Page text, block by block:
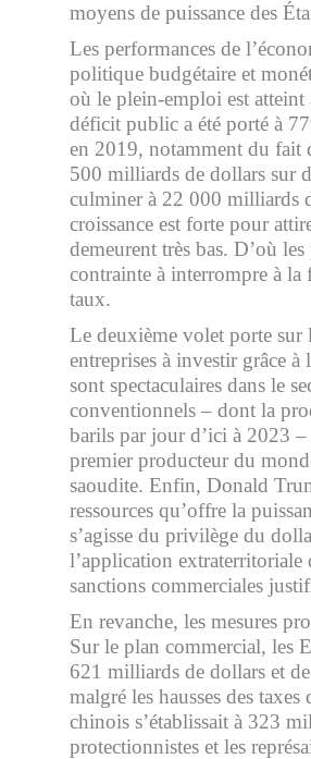
moyens de puissance des
Les performances de
politique budgétaire et
où le plein-emploi est atteint
déficit public a été porté à
en 2019, notamment du fait
500 milliards de dollars sur
culminer à 22 000 milliards
croissance est forte pour
demeurent très bas. D’où
contrainte à interrompre à
taux.
Le deuxième volet porte sur
entreprises à investir grâce à
sont spectaculaires dans le
conventionnels – dont la
barils par jour d’ici à 2023
premier producteur du
saoudite. Enfin, Donald
ressources qu’offre la
s’agisse du privilège du
l’application extraterritoriale
sanctions commerciales
En revanche, les mesures
Sur le plan commercial, les
621 milliards de dollars et
malgré les hausses des
chinois s’établissait à 323
protectionnistes et les